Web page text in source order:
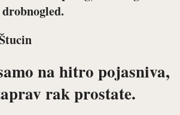
na hitro pojasniva,
rak prostate.